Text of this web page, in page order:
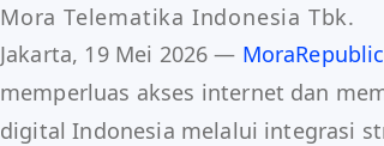
Mora Telematika Indonesia Tbk.
Jakarta, 19 Mei 2026 — MoraRepublic
memperluas akses internet dan
digital Indonesia melalui integrasi